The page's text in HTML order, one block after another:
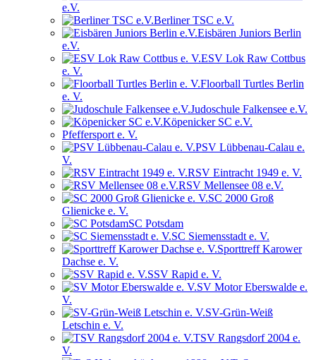
e.V.
Berliner TSC e.V.
Eisbären Juniors Berlin
e.V.
ESV Lok Raw Cottbus
e. V.
Floorball Turtles Berlin
e. V.
Judoschule Falkensee e.V.
Köpenicker SC e.V.
Pfeffersport e. V.
PSV Lübbenau-Calau e.
V.
RSV Eintracht 1949 e. V.
RSV Mellensee 08 e.V.
SC 2000 Groß
Glienicke e. V.
SC Potsdam
SC Siemensstadt e. V.
Sporttreff Karower
Dachse e. V.
SSV Rapid e. V.
SV Motor Eberswalde e.
V.
SV-Grün-Weiß
Letschin e. V.
TSV Rangsdorf 2004 e.
V.